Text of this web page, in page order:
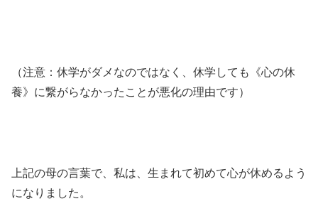
（注意：休学がダメなのではなく、休学しても《心の休
養》に繋がらなかったことが悪化の理由です）
上記の母の言葉で、私は、生まれて初めて心が休めるよう
になりました。